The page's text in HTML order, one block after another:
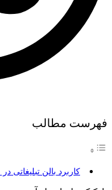
فهرست مطالب
کاربرد بالن تبلیغاتی